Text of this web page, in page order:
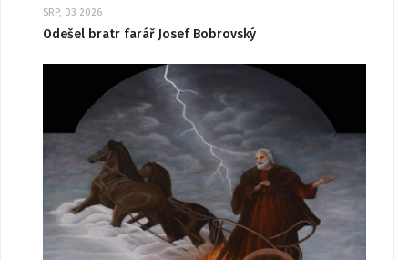
SRP, 03 2026
Odešel bratr farář Josef Bobrovský